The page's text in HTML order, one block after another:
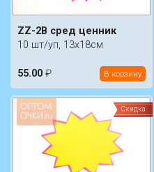
ZZ-2B сред ценник
10 шт/уп, 13х18см
55.00 ₽ В корзину
Скидка